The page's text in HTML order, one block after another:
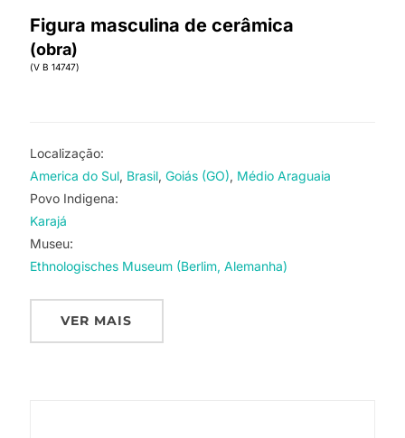
Figura masculina de cerâmica
(obra)
(V B 14747)
Localização:
America do Sul Brasil Goiás (GO) Médio Araguaia
Povo Indigena:
Karajá
Museu:
Ethnologisches Museum (Berlim, Alemanha)
VER MAIS